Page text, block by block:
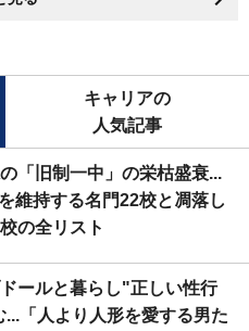
キャリアの
人気記事
「旧制一中」の栄枯盛衰...
維持する名門22校と凋落し
の全リスト
ールと暮らし"正しい性行
「人より人形を愛する男た